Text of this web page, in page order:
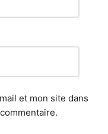
et mon site dans